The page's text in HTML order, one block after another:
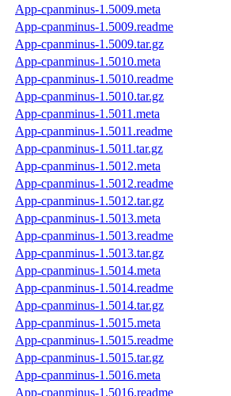
App-cpanminus-1.5009.meta
App-cpanminus-1.5009.readme
App-cpanminus-1.5009.tar.gz
App-cpanminus-1.5010.meta
App-cpanminus-1.5010.readme
App-cpanminus-1.5010.tar.gz
App-cpanminus-1.5011.meta
App-cpanminus-1.5011.readme
App-cpanminus-1.5011.tar.gz
App-cpanminus-1.5012.meta
App-cpanminus-1.5012.readme
App-cpanminus-1.5012.tar.gz
App-cpanminus-1.5013.meta
App-cpanminus-1.5013.readme
App-cpanminus-1.5013.tar.gz
App-cpanminus-1.5014.meta
App-cpanminus-1.5014.readme
App-cpanminus-1.5014.tar.gz
App-cpanminus-1.5015.meta
App-cpanminus-1.5015.readme
App-cpanminus-1.5015.tar.gz
App-cpanminus-1.5016.meta
App-cpanminus-1.5016.readme